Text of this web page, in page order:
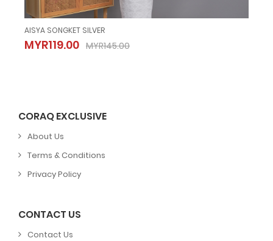
AISYA SONGKET SILVER
MYR119.00 MYR145.00
AISYA SONGKET SILVER
MYR119.00 MYR145.00
CORAQ EXCLUSIVE
About Us
Terms & Conditions
Privacy Policy
CONTACT US
Contact Us